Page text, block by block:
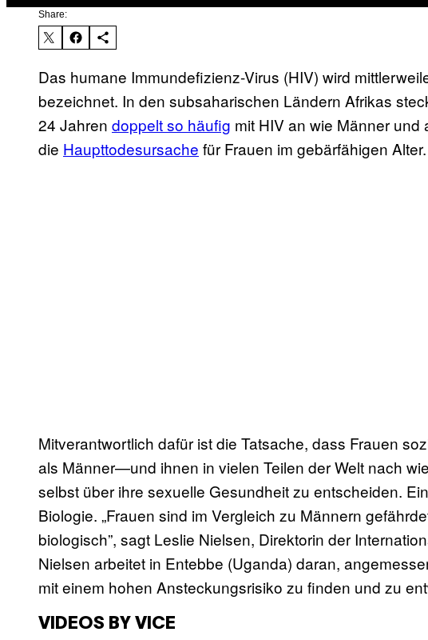
Share:
Das humane Immundefizienz-Virus (HIV) wird
bezeichnet. In den subsaharischen Ländern Afrikas
24 Jahren doppelt so häufig mit HIV an wie Männer
die Haupttodesursache für Frauen im gebärfähigen Alter.
Mitverantwortlich dafür ist die Tatsache, dass Frauen
als Männer—und ihnen in vielen Teilen der Welt nach
selbst über ihre sexuelle Gesundheit zu entscheiden.
Biologie. „Frauen sind im Vergleich zu Männern
biologisch”, sagt Leslie Nielsen, Direktorin der
Nielsen arbeitet in Entebbe (Uganda) daran,
mit einem hohen Ansteckungsrisiko zu finden und zu
VIDEOS BY VICE